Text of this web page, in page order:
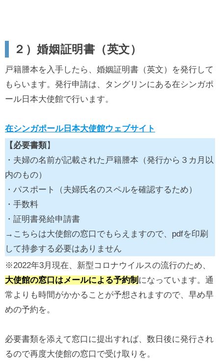
２）婚姻証明書（英文）
戸籍謄本を入手したら、婚姻証明書（英文）を発行して
もらいます。発行申請は、タングリンにある在シンガポ
ール日本大使館で行います。
在シンガポール日本大使館ウェブサイト
【必要書類】
・夫婦の名前が記載された戸籍謄本（発行から３カ月以
内のもの）
・パスポート（夫婦氏名のスペルを確認するため）
・手数料
・証明書発給申請書
→こちらは大使館の窓口でもらえますので、pdfを印刷
して持参する必要はありません
※2022年3月現在、新型コロナウイルスの流行のため、
大使館の窓口はメールによる予約制 になっています。通
常よりも時間がかかることが予想されますので、早め早
めの予約を。
必要書類を添えて窓口に提出すれば、数日後に発行され
るので再度大使館の窓口で受け取りを。